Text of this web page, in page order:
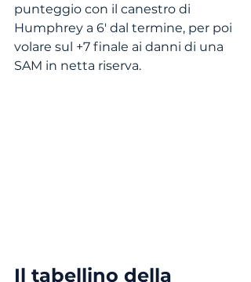
punteggio con il canestro di
Humphrey a 6' dal termine, per poi
volare sul +7 finale ai danni di una
SAM in netta riserva.
Il tabellino della